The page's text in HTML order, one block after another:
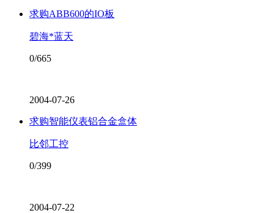
求购ABB600的IO板
碧海*蓝天
0/665
2004-07-26
求购智能仪表铝合金盒体
比邻工控
0/399
2004-07-22